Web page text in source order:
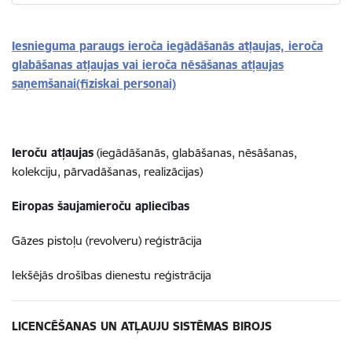
Iesnieguma paraugs ieroča iegādāšanās atļaujas, ieroča
glabāšanas atļaujas vai ieroča nēsāšanas atļaujas
saņemšanai(fiziskai personai)
Ieroču atļaujas (iegādāšanās, glabāšanas, nēsāšanas,
kolekciju, pārvadāšanas, realizācijas)
Eiropas šaujamieroču apliecības
Gāzes pistoļu (revolveru) reģistrācija
Iekšējās drošības dienestu reģistrācija
LICENCĒŠANAS UN ATĻAUJU SISTĒMAS BIROJS